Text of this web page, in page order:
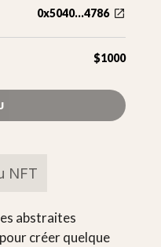
0x5040...4786
$1000
NFT
abstraites
créer quelque